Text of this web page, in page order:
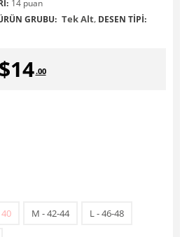
14 puan
GRUBU: Tek Alt, DESEN TIPI:
$14.00
40 M - 42-44 L - 46-48